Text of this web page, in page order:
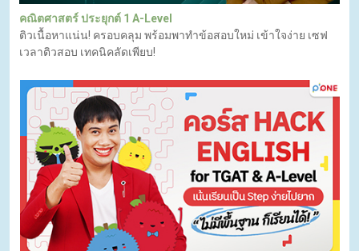
คณิตศาสตร์ ประยุกต์ 1 A-Level
ติวเนื้อหาแน่น! ครอบคลุม พร้อมพาทำข้อสอบใหม่ เข้าใจง่าย เซฟ
เวลาติวสอบ เทคนิคลัดเพียบ!